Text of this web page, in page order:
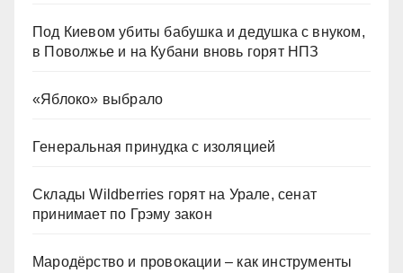
Под Киевом убиты бабушка и дедушка с внуком,
в Поволжье и на Кубани вновь горят НПЗ
«Яблоко» выбрало
Генеральная принудка с изоляцией
Склады Wildberries горят на Урале, сенат
принимает по Грэму закон
Мародёрство и провокации – как инструменты